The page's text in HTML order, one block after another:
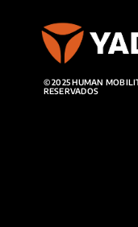
© 2025 HUMAN
RESERVADOS